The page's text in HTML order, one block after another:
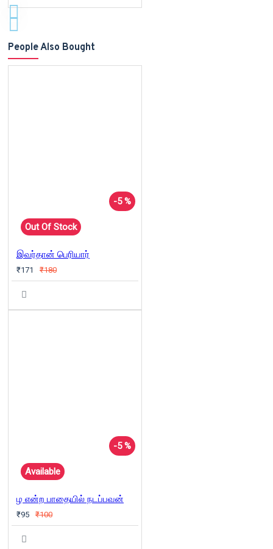
People Also Bought
-5 %
Out Of Stock
இவர்தான் பெரியார்
₹171 ₹180
-5 %
Available
ழ என்ற பாதையில் நடப்பவன்
₹95 ₹100